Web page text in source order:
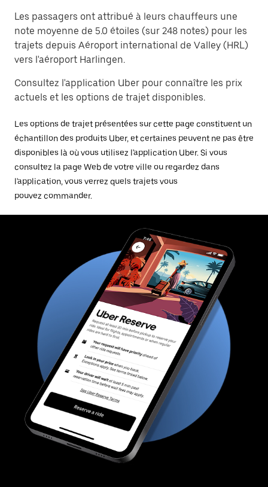
Les passagers ont attribué à leurs chauffeurs une
note moyenne de 5.0 étoiles (sur 248 notes) pour les
trajets depuis Aéroport international de Valley (HRL)
vers l'aéroport Harlingen.
Consultez l'application Uber pour connaître les prix
actuels et les options de trajet disponibles.
Les options de trajet présentées sur cette page constituent un
échantillon des produits Uber, et certaines peuvent ne pas être
disponibles là où vous utilisez l'application Uber. Si vous
consultez la page Web de votre ville ou regardez dans
l'application, vous verrez quels trajets vous
pouvez commander.